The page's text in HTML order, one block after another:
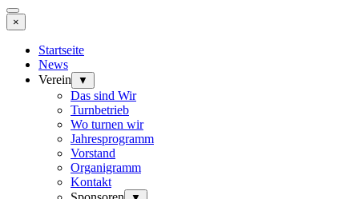
×
Startseite
News
Verein
▼
Das sind Wir
Turnbetrieb
Wo turnen wir
Jahresprogramm
Vorstand
Organigramm
Kontakt